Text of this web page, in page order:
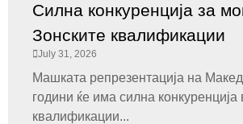
Силна конкуренција за
Зонските квалификации
July 31, 2026
Машката репрезентација на
години ќе има силна конкуренција
квалификации...